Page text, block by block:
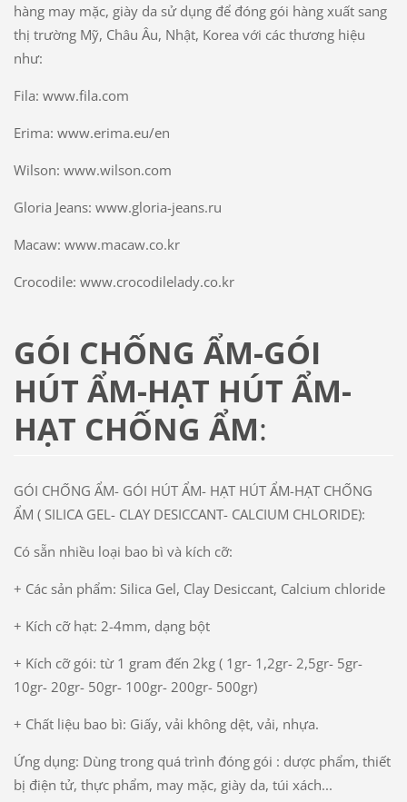
hàng may mặc, giày da sử dụng để đóng gói hàng xuất sang
thị trường Mỹ, Châu Âu, Nhật, Korea với các thương hiệu
như:
Fila: www.fila.com
Erima: www.erima.eu/en
Wilson: www.wilson.com
Gloria Jeans: www.gloria-jeans.ru
Macaw: www.macaw.co.kr
Crocodile: www.crocodilelady.co.kr
GÓI CHỐNG ẨM-GÓI
HÚT ẨM-HẠT HÚT ẨM-
HẠT CHỐNG ẨM:
GÓI CHỐNG ẨM- GÓI HÚT ẨM- HẠT HÚT ẨM-HẠT CHỐNG
ẨM ( SILICA GEL- CLAY DESICCANT- CALCIUM CHLORIDE):
Có sẵn nhiều loại bao bì và kích cỡ:
+ Các sản phẩm: Silica Gel, Clay Desiccant, Calcium chloride
+ Kích cỡ hạt: 2-4mm, dạng bột
+ Kích cỡ gói: từ 1 gram đến 2kg ( 1gr- 1,2gr- 2,5gr- 5gr-
10gr- 20gr- 50gr- 100gr- 200gr- 500gr)
+ Chất liệu bao bì: Giấy, vải không dệt, vải, nhựa.
Ứng dụng: Dùng trong quá trình đóng gói : dược phẩm, thiết
bị điện tử, thực phẩm, may mặc, giày da, túi xách...